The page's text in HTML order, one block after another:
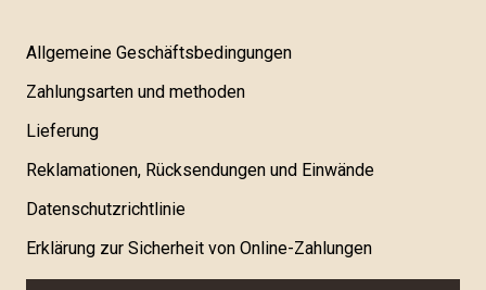
Allgemeine Geschäftsbedingungen
Zahlungsarten und methoden
Lieferung
Reklamationen, Rücksendungen und Einwände
Datenschutzrichtlinie
Erklärung zur Sicherheit von Online-Zahlungen